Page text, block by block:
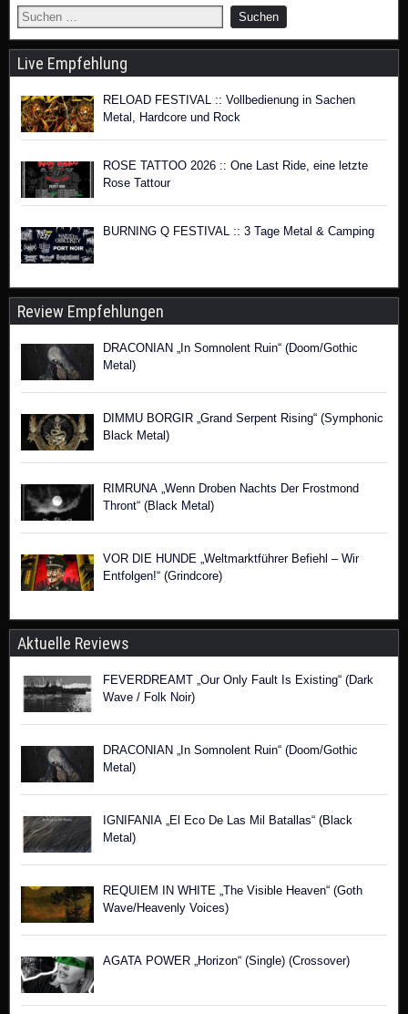
Live Empfehlung
RELOAD FESTIVAL :: Vollbedienung in Sachen
Metal, Hardcore und Rock
ROSE TATTOO 2026 :: One Last Ride, eine letzte
Rose Tattour
BURNING Q FESTIVAL :: 3 Tage Metal & Camping
Review Empfehlungen
DRACONIAN „In Somnolent Ruin“ (Doom/Gothic
Metal)
DIMMU BORGIR „Grand Serpent Rising“ (Symphonic
Black Metal)
RIMRUNA „Wenn Droben Nachts Der Frostmond
Thront“ (Black Metal)
VOR DIE HUNDE „Weltmarktführer Befiehl – Wir
Entfolgen!“ (Grindcore)
Aktuelle Reviews
FEVERDREAMT „Our Only Fault Is Existing“ (Dark
Wave / Folk Noir)
DRACONIAN „In Somnolent Ruin“ (Doom/Gothic
Metal)
IGNIFANIA „El Eco De Las Mil Batallas“ (Black
Metal)
REQUIEM IN WHITE „The Visible Heaven“ (Goth
Wave/Heavenly Voices)
AGATA POWER „Horizon“ (Single) (Crossover)